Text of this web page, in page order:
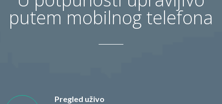
putem mobilnog telefona
Pregled uživo